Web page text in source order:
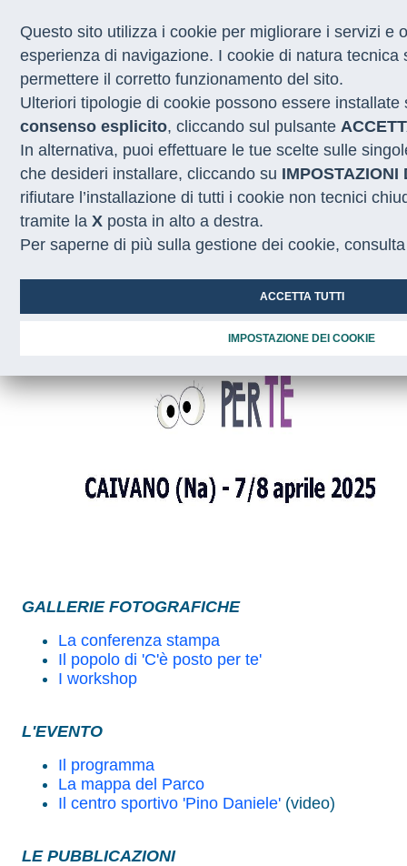
CHI SIAMO
COSA FACCIAMO
I NOSTRI SERVIZI
MEDIA
CON LE REGIONI
Home Truck tour / Caivano
GALLERIE FOTOGRAFICHE
La conferenza stampa
Il popolo di 'C'è posto per te'
I workshop
L'EVENTO
Il programma
La mappa del Parco
Il centro sportivo 'Pino Daniele' (video)
LE PUBBLICAZIONI
Questo sito utilizza i cookie per migliorare i servizi e
esperienza di navigazione. I cookie di natura tecnica
permettere il corretto funzionamento del sito.
Ulteriori tipologie di cookie possono essere installate
consenso esplicito, cliccando sul pulsante
In alternativa, puoi effettuare le tue scelte sulle
che desideri installare, cliccando su IMPOSTAZIONI
rifiutare l’installazione di tutti i cookie non tecnici
tramite laX posta in alto a destra.
Per saperne di più sulla gestione dei cookie,
ACCETTA TUTTI
IMPOSTAZIONE DEI COOKIE